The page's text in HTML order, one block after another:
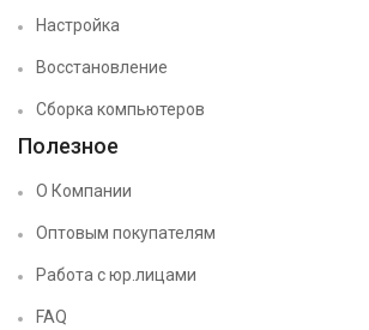
Настройка
Восстановление
Сборка компьютеров
Полезное
О Компании
Оптовым покупателям
Работа с юр.лицами
FAQ